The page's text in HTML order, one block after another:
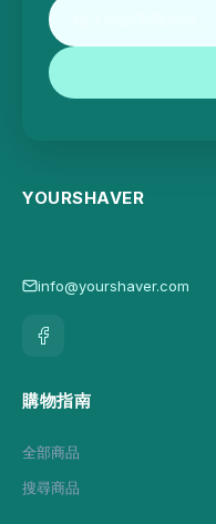
YOURSHAVER
info@yourshaver.com
購物指南
全部商品
搜尋商品